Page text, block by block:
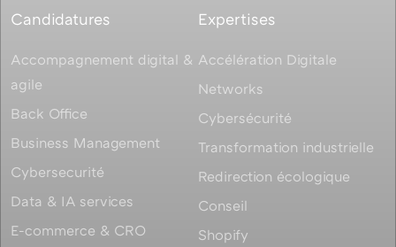
Candidatures
Accompagnement digital &
agile
Back Office
Business Management
Cybersecurité
Data & IA services
E-commerce & CRO
Expertises
Accélération Digitale
Networks
Cybersécurité
Transformation industrielle
Redirection écologique
Conseil
Shopify